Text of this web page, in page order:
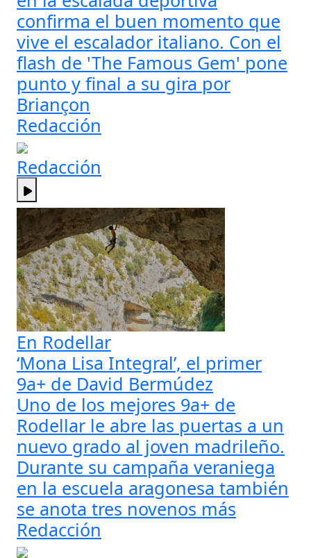
confirma el buen momento que
vive el escalador italiano. Con el
flash de 'The Famous Gem' pone
punto y final a su gira por
Briançon
Redacción
Redacción
En Rodellar
‘Mona Lisa Integral’, el primer
9a+ de David Bermúdez
Uno de los mejores 9a+ de
Rodellar le abre las puertas a un
nuevo grado al joven madrileño.
Durante su campaña veraniega
en la escuela aragonesa también
se anota tres novenos más
Redacción